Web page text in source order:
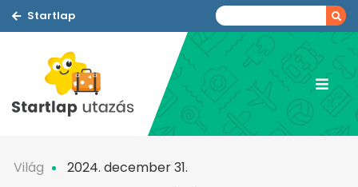
Startlap
Világ 2024. december 31.